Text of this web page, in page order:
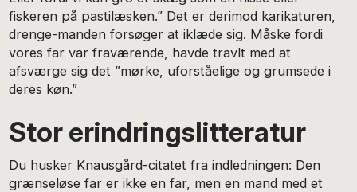
fiskeren på pastilæsken.” Det er derimod karikaturen,
drenge-manden forsøger at iklæde sig. Måske fordi
vores far var fraværende, havde travlt med at
afsværge sig det ”mørke, uforståelige og grumsede i
deres køn.”
Stor erindringslitteratur
Du husker Knausgård-citatet fra indledningen: Den
grænseløse far er ikke en far, men en mand med et